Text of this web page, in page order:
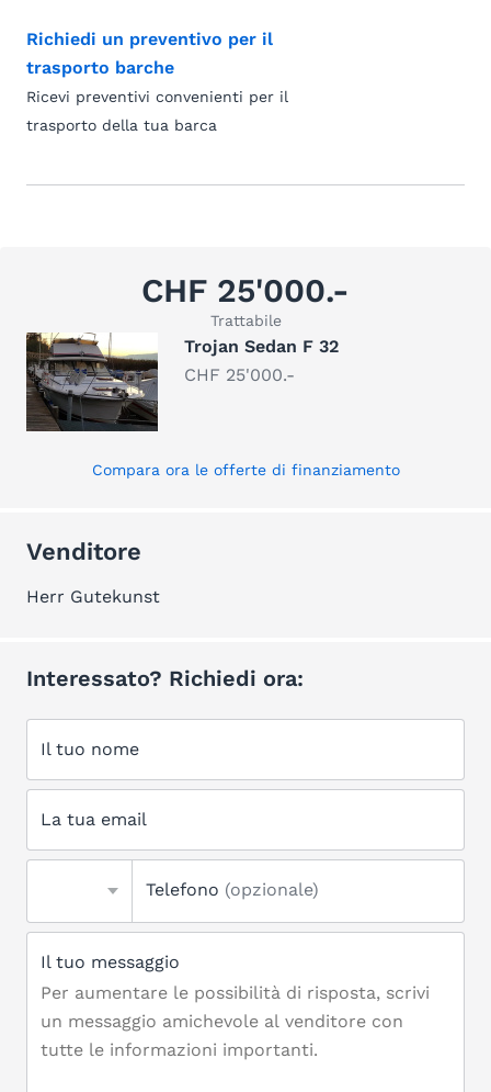
Richiedi un preventivo per il
trasporto barche
Ricevi preventivi convenienti per il
trasporto della tua barca
CHF 25'000.-
Trattabile
Trojan Sedan F 32
CHF 25'000.-
Compara ora le offerte di finanziamento
Venditore
Herr Gutekunst
Interessato? Richiedi ora:
Il tuo nome
La tua email
Telefono (opzionale)
Il tuo messaggio